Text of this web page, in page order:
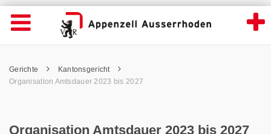
Organisation Amtsdauer 2023 bis 2027 -
Wichtige
Seiten
Home
Inhalt
Kontakt
Navigation öffnen
Inhalt
Pfadnavigation
Gerichte
Kantonsgericht
Organisation Amtsdauer 2023 bis 2027
Organisation Amtsdauer 2023 bis 2027